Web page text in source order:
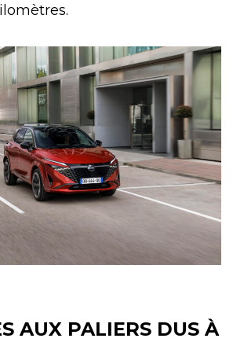
AUX PALIERS DUS À